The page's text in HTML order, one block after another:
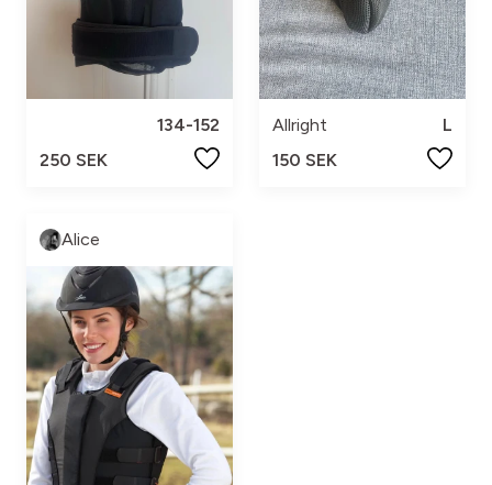
134-152
250 SEK
Allright
L
150 SEK
Alice